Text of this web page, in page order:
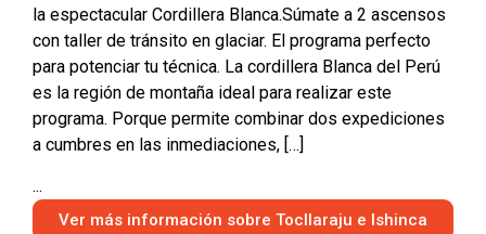
la espectacular Cordillera Blanca.Súmate a 2 ascensos
con taller de tránsito en glaciar. El programa perfecto
para potenciar tu técnica. La cordillera Blanca del Perú
es la región de montaña ideal para realizar este
programa. Porque permite combinar dos expediciones
a cumbres en las inmediaciones, […]
...
Ver más información sobre Tocllaraju e Ishinca